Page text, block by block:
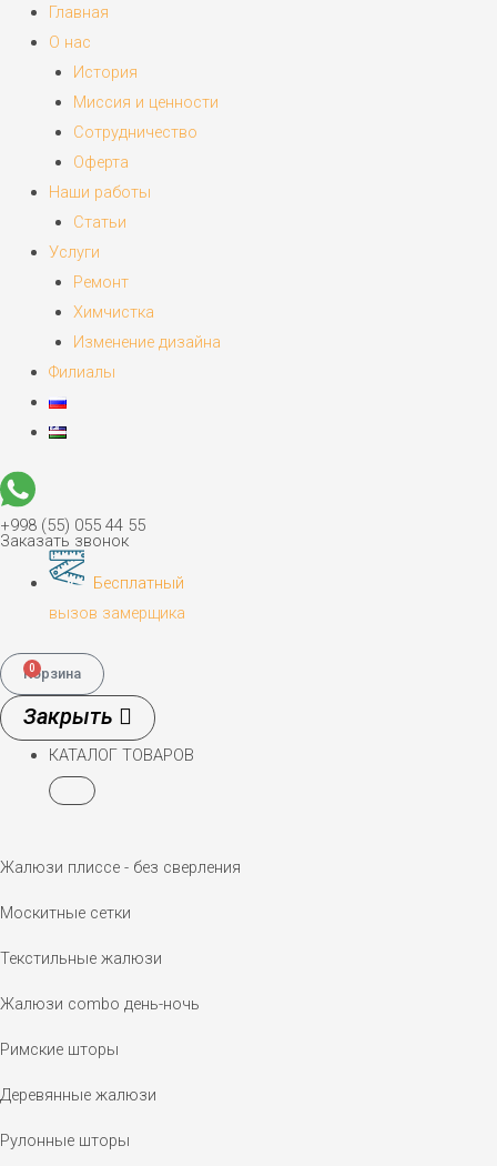
Главная
О нас
История
Миссия и ценности
Сотрудничество
Оферта
Наши работы
Статьи
Услуги
Ремонт
Химчистка
Изменение дизайна
Филиалы
+998 (55) 055 44 55
Заказать звонок
Бесплатный
вызов замерщика
0
Корзина
КАТАЛОГ ТОВАРОВ
Жалюзи плиссе - без сверления
Москитные сетки
Текстильные жалюзи
Жалюзи combo день-ночь
Римские шторы
Деревянные жалюзи
Рулонные шторы